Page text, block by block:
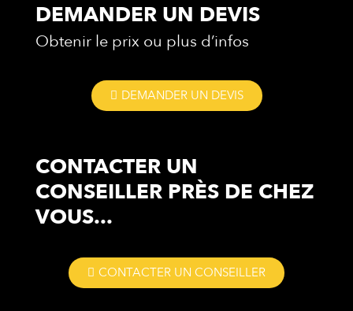
DEMANDER UN DEVIS
Obtenir le prix ou plus d’infos
DEMANDER UN DEVIS
CONTACTER UN
CONSEILLER PRÈS DE CHEZ
VOUS...
CONTACTER UN CONSEILLER